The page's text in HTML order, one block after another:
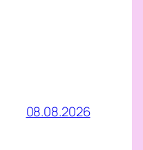
08.08.2026